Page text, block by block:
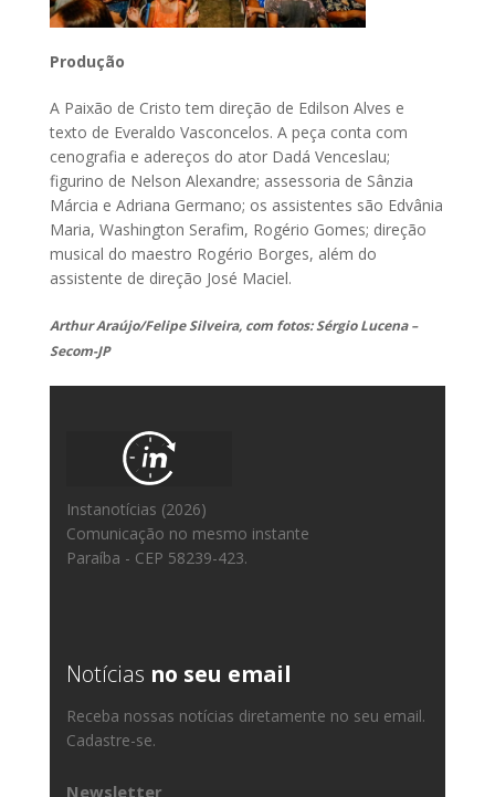
Produção
A Paixão de Cristo tem direção de Edilson Alves e
texto de Everaldo Vasconcelos. A peça conta com
cenografia e adereços do ator Dadá Venceslau;
figurino de Nelson Alexandre; assessoria de Sânzia
Márcia e Adriana Germano; os assistentes são Edvânia
Maria, Washington Serafim, Rogério Gomes; direção
musical do maestro Rogério Borges, além do
assistente de direção José Maciel.
Arthur Araújo/Felipe Silveira, com fotos: Sérgio Lucena –
Secom-JP
Instanotícias (2026)
Comunicação no mesmo instante
Paraíba - CEP 58239-423.
Notícias no seu email
Receba nossas notícias diretamente no seu email.
Cadastre-se.
Newsletter